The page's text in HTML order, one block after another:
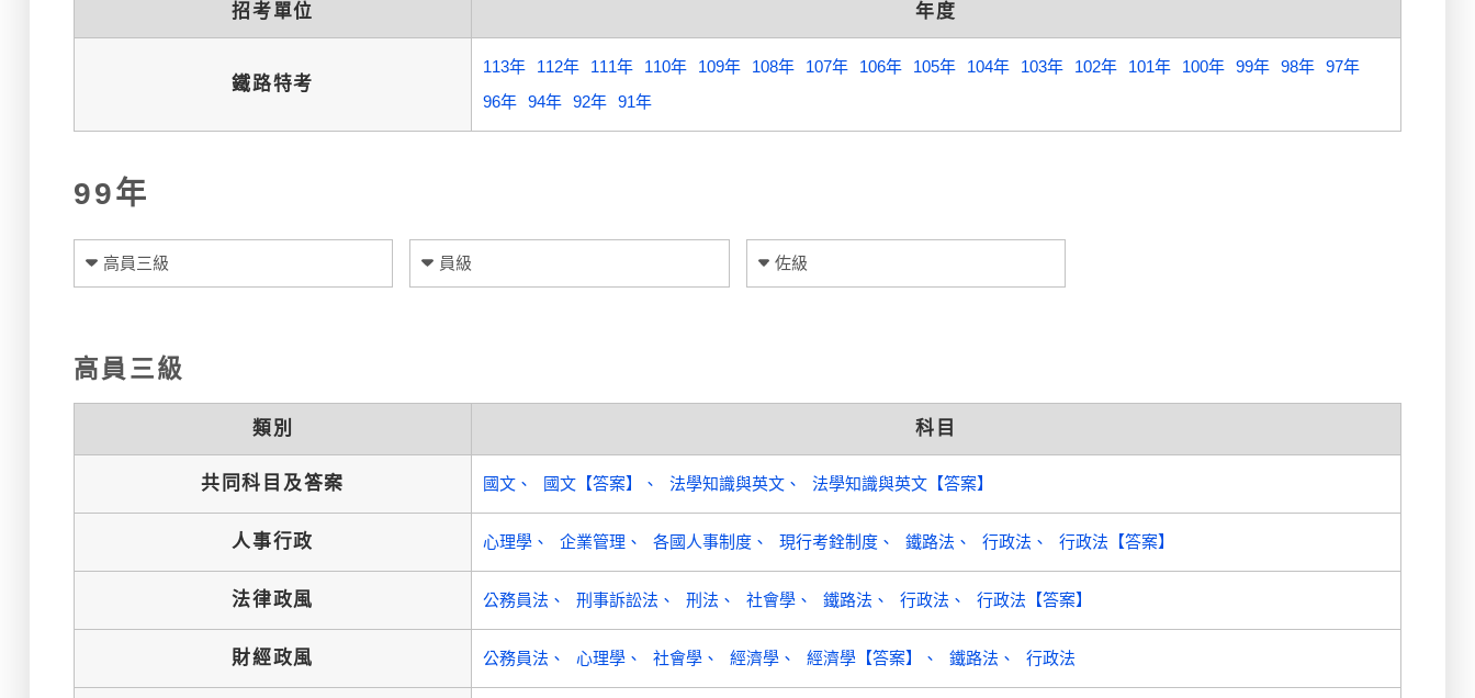
招考單位 年度
鐵路特考
113年 112年 111年 110年 109年 108年 107年 106年 105年 104年 103年 102年 101年 100年 99年 98年 97年
96年 94年 92年 91年
99年
高員三級 員級 佐級
高員三級
類別 科目
共同科目及答案 國文 國文【答案】 法學知識與英文 法學知識與英文【答案】
人事行政 心理學 企業管理 各國人事制度 現行考銓制度 鐵路法 行政法 行政法【答案】
法律政風 公務員法 刑事訴訟法 刑法 社會學 鐵路法 行政法 行政法【答案】
財經政風 公務員法 心理學 社會學 經濟學 經濟學【答案】 鐵路法 行政法